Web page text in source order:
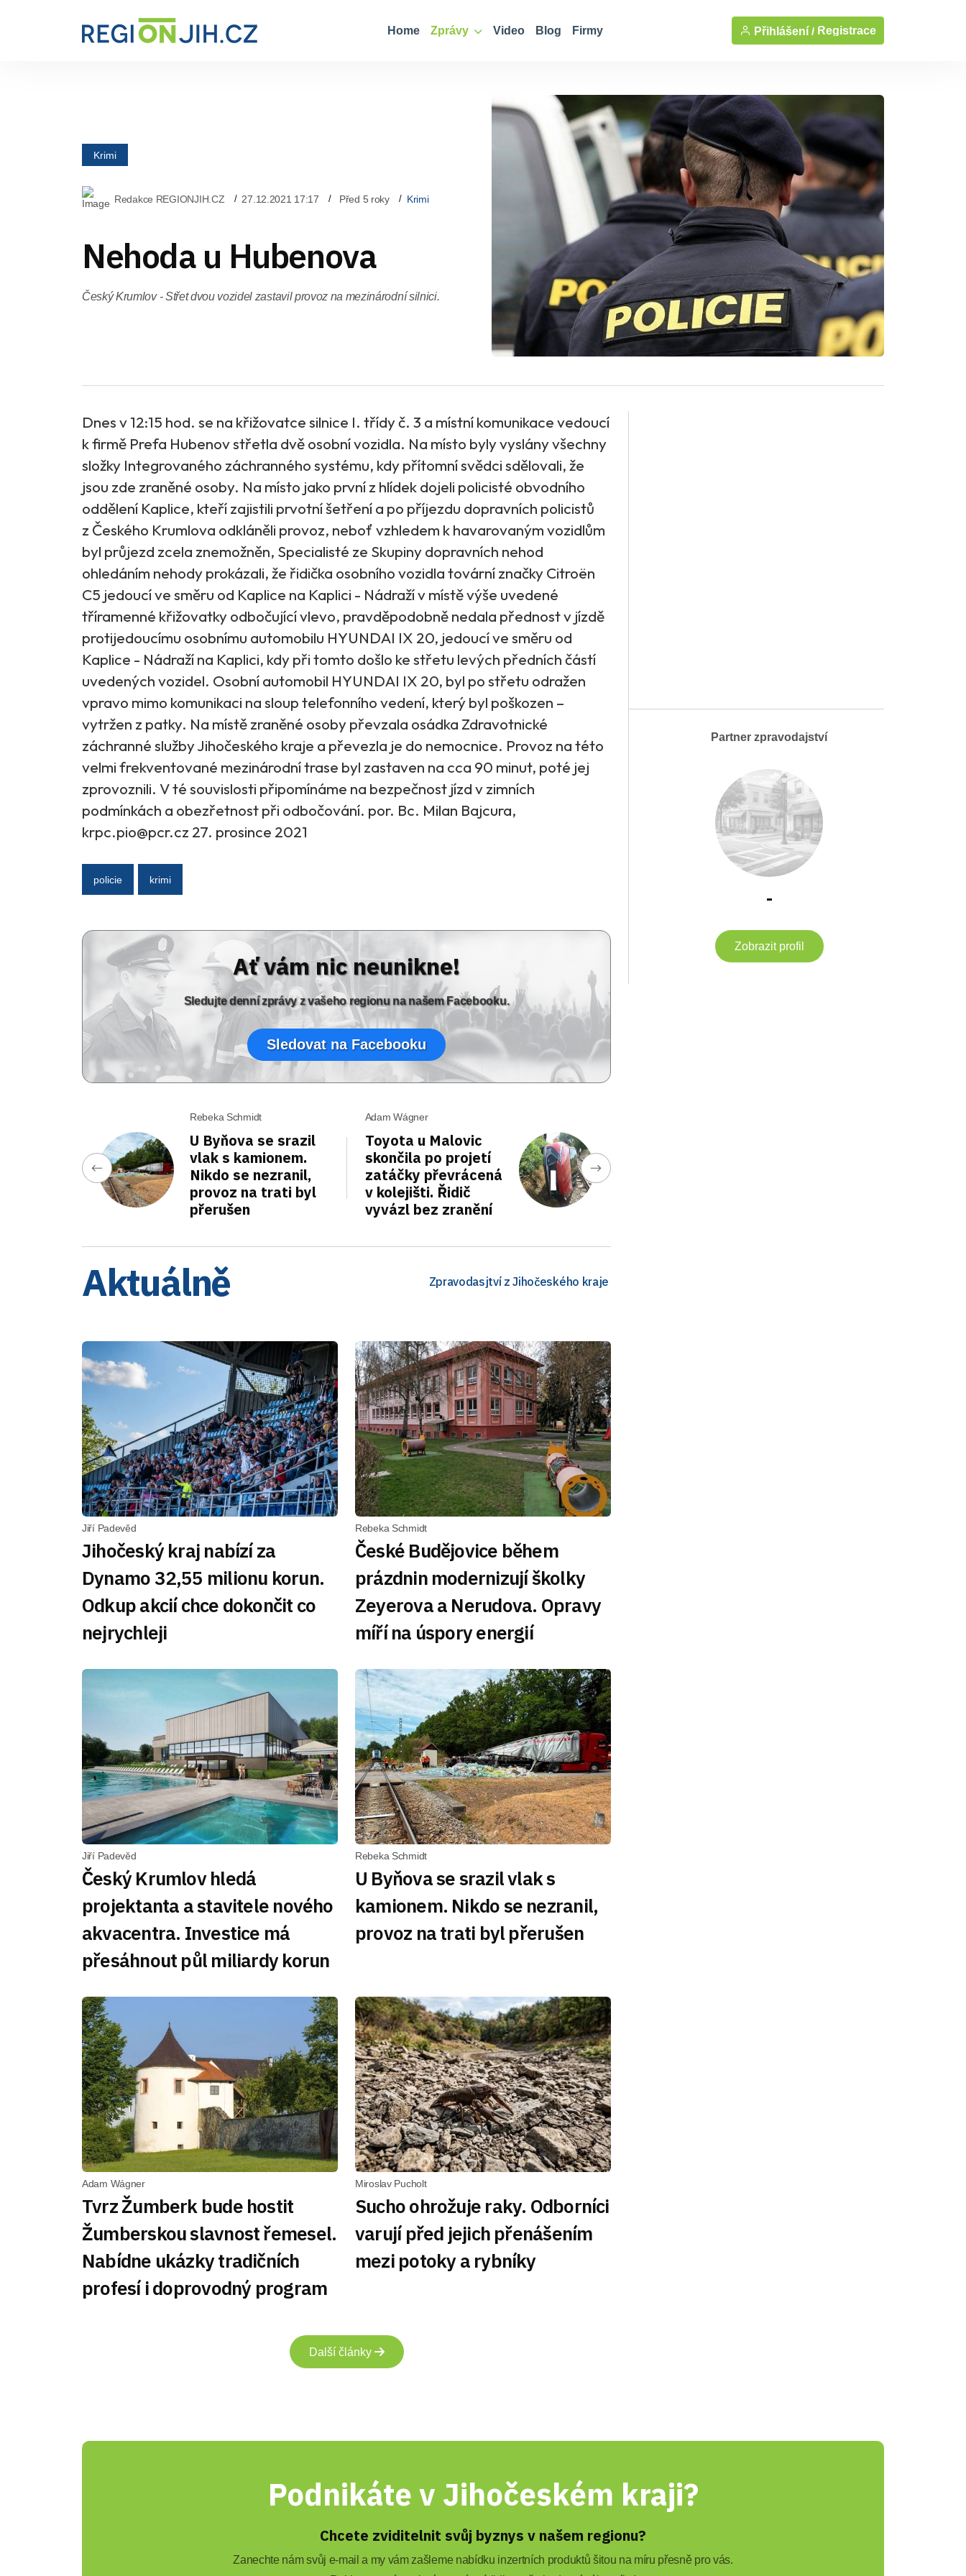
Home Zprávy Video Blog Firmy Přihlášení / Registrace
Krimi
Redakce REGIONJIH.CZ 27.12.2021 17:17 Před 5 roky Krimi
Nehoda u Hubenova
Český Krumlov - Střet dvou vozidel zastavil provoz na mezinárodní silnici.
Dnes v 12:15 hod. se na křižovatce silnice I. třídy č. 3 a místní komunikace vedoucí
k firmě Prefa Hubenov střetla dvě osobní vozidla. Na místo byly vyslány všechny
složky Integrovaného záchranného systému, kdy přítomní svědci sdělovali, že
jsou zde zraněné osoby. Na místo jako první z hlídek dojeli policisté obvodního
oddělení Kaplice, kteří zajistili prvotní šetření a po příjezdu dopravních policistů
z Českého Krumlova odkláněli provoz, neboť vzhledem k havarovaným vozidlům
byl průjezd zcela znemožněn, Specialisté ze Skupiny dopravních nehod
ohledáním nehody prokázali, že řidička osobního vozidla tovární značky Citroën
C5 jedoucí ve směru od Kaplice na Kaplici - Nádraží v místě výše uvedené
tříramenné křižovatky odbočující vlevo, pravděpodobně nedala přednost v jízdě
protijedoucímu osobnímu automobilu HYUNDAI IX 20, jedoucí ve směru od
Kaplice - Nádraží na Kaplici, kdy při tomto došlo ke střetu levých předních částí
uvedených vozidel. Osobní automobil HYUNDAI IX 20, byl po střetu odražen
vpravo mimo komunikaci na sloup telefonního vedení, který byl poškozen –
vytržen z patky. Na místě zraněné osoby převzala osádka Zdravotnické
záchranné služby Jihočeského kraje a převezla je do nemocnice. Provoz na této
velmi frekventované mezinárodní trase byl zastaven na cca 90 minut, poté jej
zprovoznili. V té souvislosti připomínáme na bezpečnost jízd v zimních
podmínkách a obezřetnost při odbočování. por. Bc. Milan Bajcura,
krpc.pio@pcr.cz 27. prosince 2021
policie krimi
Ať vám nic neunikne!
Sledujte denní zprávy z vašeho regionu na našem Facebooku.
Sledovat na Facebooku
Rebeka Schmidt
U Byňova se srazil
vlak s kamionem.
Nikdo se nezranil,
provoz na trati byl
přerušen
Adam Wágner
Toyota u Malovic
skončila po projetí
zatáčky převrácená
v kolejišti. Řidič
vyvázl bez zranění
Aktuálně Zpravodasjtví z Jihočeského kraje
Jiří Padevěd
Jihočeský kraj nabízí za
Dynamo 32,55 milionu korun.
Odkup akcií chce dokončit co
nejrychleji
Rebeka Schmidt
České Budějovice během
prázdnin modernizují školky
Zeyerova a Nerudova. Opravy
míří na úspory energií
Jiří Padevěd
Český Krumlov hledá
projektanta a stavitele nového
akvacentra. Investice má
přesáhnout půl miliardy korun
Rebeka Schmidt
U Byňova se srazil vlak s
kamionem. Nikdo se nezranil,
provoz na trati byl přerušen
Adam Wágner
Tvrz Žumberk bude hostit
Žumberskou slavnost řemesel.
Nabídne ukázky tradičních
profesí i doprovodný program
Miroslav Pucholt
Sucho ohrožuje raky. Odborníci
varují před jejich přenášením
mezi potoky a rybníky
Další články
Partner zpravodajství
-
Zobrazit profil
Podnikáte v Jihočeském kraji?
Chcete zviditelnit svůj byznys v našem regionu?
Zanechte nám svůj e-mail a my vám zašleme nabídku inzertních produktů šitou na míru přesně pro vás.